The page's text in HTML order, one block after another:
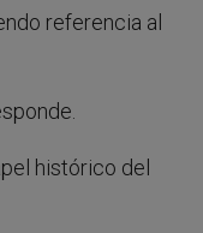
referencia al
histórico del